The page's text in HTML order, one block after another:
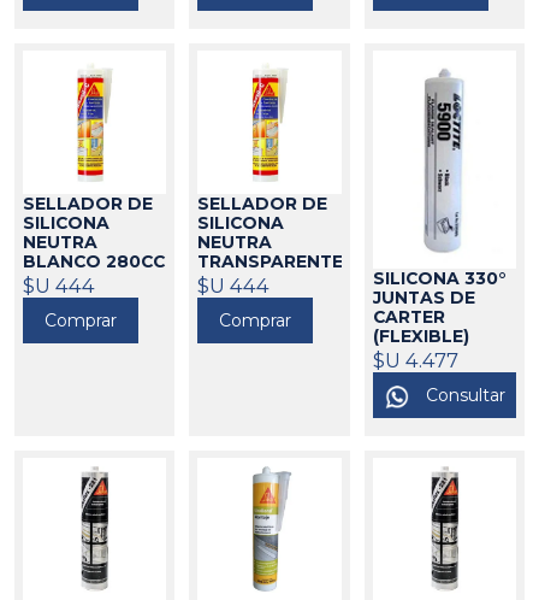
SELLADOR DE
SILICONA
NEUTRA
BLANCO 280CC
SIKASIK-C SIKA
521021
$U 444
Comprar
SELLADOR DE
SILICONA
NEUTRA
TRANSPARENTE
280CC SIKA
SIKA-SIL C
521009
$U 444
Comprar
SILICONA 330°
JUNTAS DE
CARTER
(FLEXIBLE)
300ML
LOCTITE 5900
375050
$U 4.477
Consultar